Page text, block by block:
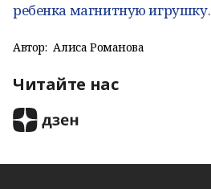
ребенка магнитную игрушку.
Автор: Алиса Романова
Читайте нас